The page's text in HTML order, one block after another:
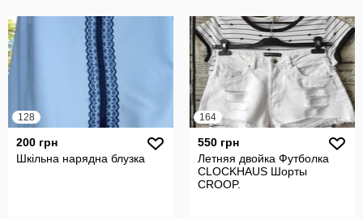
128
200 грн
Шкільна нарядна блузка
164
550 грн
Летняя двойка Футболка
CLOCKHAUS Шорты
CROOP.